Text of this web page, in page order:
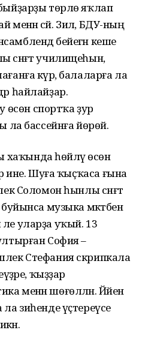
төрлө яҡлап
менән әсәй. Зилә, БДУ-ның
бейегән кеше
сәнғәт училищеһын,
күрә, балаларға ла
һайлайҙар.
спортҡа ҙур
ла бассейнға йөрөй.
һөйләү өсөн
ине. Шуға ҡыҫҡаса ғына
Соломон һынлы сәнғәт
музыка мәктәбен
уларҙа уҡый. 13
София –
Стефания скрипкала
ҡыҙҙар
менән шөғөлләнә. Йәйен
зиһенде үҫтереүсе